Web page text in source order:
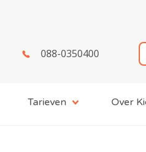
088-0350400
Tarieven Over